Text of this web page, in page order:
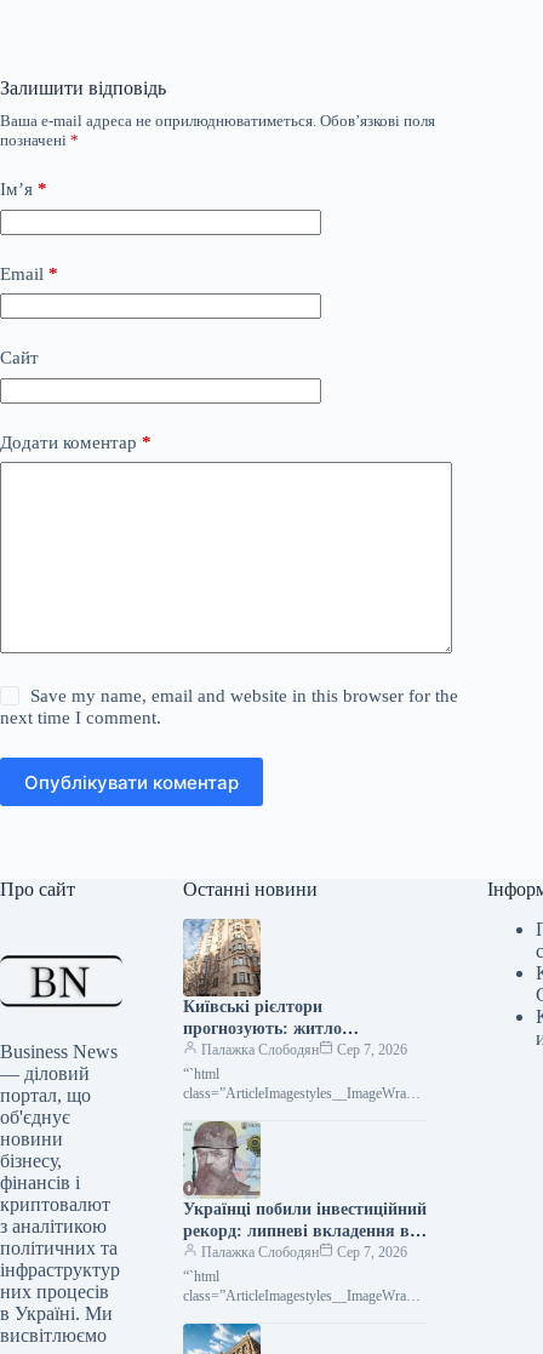
Залишити відповідь
Ваша e-mail адреса не оприлюднюватиметься. Обов’язкові поля
позначені *
Ім’я *
Email *
Сайт
Додати коментар *
Save my name, email and website in this browser for the
next time I comment.
Опублікувати коментар
Про сайт
Business News
— діловий
портал, що
об'єднує
новини
бізнесу,
фінансів і
криптовалют
з аналітикою
політичних та
інфраструктур
них процесів
в Україні. Ми
висвітлюємо
Останні новини
Київські рієлтори
прогнозують: житло
здешевшає на 20% вже
найближчим часом
Палажка Слободян
Сер 7, 2026
“`html
class=”ArticleImagestyles__ImageWrappe
нерухомості: чого очікувати до кінця
літа та восениЗростання інтенсивності
російських атак на
Українці побили інвестиційний
рекорд: липневі вкладення в
ОВДП вражають
Палажка Слободян
Сер 7, 2026
“`html
class=”ArticleImagestyles__ImageWrappe
липні встановили новий рекорд